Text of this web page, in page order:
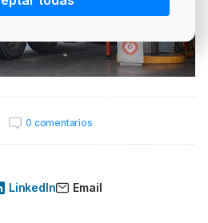
0 comentarios
LinkedIn Email
SERVICIOS DEL
SERVICIOS SECTOR